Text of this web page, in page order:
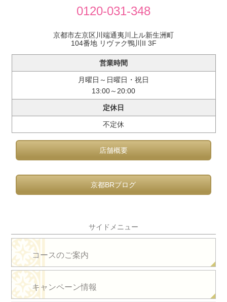
0120-031-348
京都市左京区川端通夷川上ル新生洲町
104番地 リヴァク鴨川II 3F
営業時間
月曜日～日曜日・祝日
13:00～20:00
定休日
不定休
店舗概要
京都BRブログ
サイドメニュー
コースのご案内
キャンペーン情報